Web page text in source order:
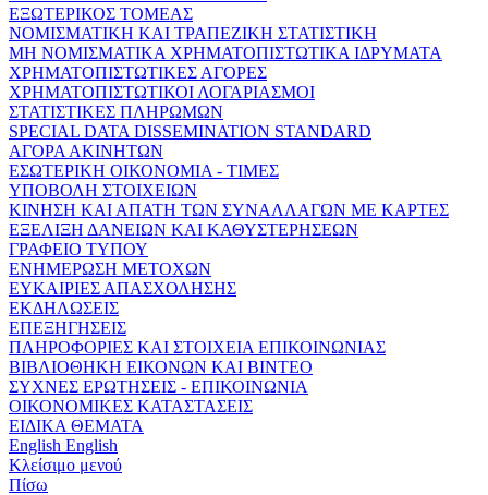
ΕΞΩΤΕΡΙΚΟΣ ΤΟΜΕΑΣ
ΝΟΜΙΣΜΑΤΙΚΗ ΚΑΙ ΤΡΑΠΕΖΙΚΗ ΣΤΑΤΙΣΤΙΚΗ
ΜΗ ΝΟΜΙΣΜΑΤΙΚΑ ΧΡΗΜΑΤΟΠΙΣΤΩΤΙΚΑ ΙΔΡΥΜΑΤΑ
ΧΡΗΜΑΤΟΠΙΣΤΩΤΙΚΕΣ ΑΓΟΡΕΣ
ΧΡΗΜΑΤΟΠΙΣΤΩΤΙΚΟΙ ΛΟΓΑΡΙΑΣΜΟΙ
ΣΤΑΤΙΣΤΙΚΕΣ ΠΛΗΡΩΜΩΝ
SPECIAL DATA DISSEMINATION STANDARD
ΑΓΟΡΑ ΑΚΙΝΗΤΩΝ
ΕΣΩΤΕΡΙΚΗ ΟΙΚΟΝΟΜΙΑ - ΤΙΜΕΣ
ΥΠΟΒΟΛΗ ΣΤΟΙΧΕΙΩΝ
ΚΙΝΗΣΗ ΚΑΙ ΑΠΑΤΗ ΤΩΝ ΣΥΝΑΛΛΑΓΩΝ ΜΕ ΚΑΡΤΕΣ
ΕΞΕΛΙΞΗ ΔΑΝΕΙΩΝ ΚΑΙ ΚΑΘΥΣΤΕΡΗΣΕΩΝ
ΓΡΑΦΕΙΟ ΤΥΠΟΥ
ΕΝΗΜΕΡΩΣΗ ΜΕΤΟΧΩΝ
ΕΥΚΑΙΡΙΕΣ ΑΠΑΣΧΟΛΗΣΗΣ
ΕΚΔΗΛΩΣΕΙΣ
ΕΠΕΞΗΓΗΣΕΙΣ
ΠΛΗΡΟΦΟΡΙΕΣ ΚΑΙ ΣΤΟΙΧΕΙΑ ΕΠΙΚΟΙΝΩΝΙΑΣ
ΒΙΒΛΙΟΘΗΚΗ ΕΙΚΟΝΩΝ ΚΑΙ ΒΙΝΤΕΟ
ΣΥΧΝΕΣ ΕΡΩΤΗΣΕΙΣ - ΕΠΙΚΟΙΝΩΝΙΑ
ΟΙΚΟΝΟΜΙΚΕΣ ΚΑΤΑΣΤΑΣΕΙΣ
ΕΙΔΙΚΑ ΘΕΜΑΤΑ
English English
Κλείσιμο μενού
Πίσω